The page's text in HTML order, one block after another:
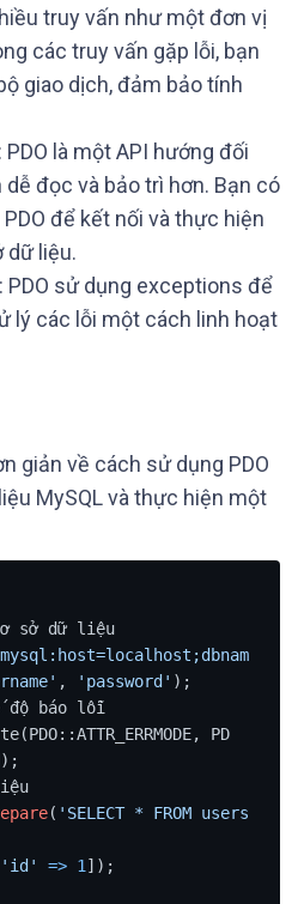
truy vấn như một đơn vị
các truy vấn gặp lỗi, bạn
giao dịch, đảm bảo tính
: PDO là một API hướng đối
đọc và bảo trì hơn. Bạn có
để kết nối và thực hiện
dữ liệu.
: PDO sử dụng exceptions để
lý các lỗi một cách linh hoạt
giản về cách sử dụng PDO
MySQL và thực hiện một
sở dữ liệu
, 'password' );
báo lỗi
PD
( 'SELECT * FROM users
'id' => 1 ]);